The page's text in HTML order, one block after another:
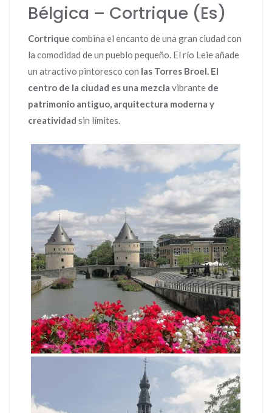
Bélgica – Cortrique (Es)
Cortrique combina el encanto de una gran ciudad con
la comodidad de un pueblo pequeño. El río Leie añade
un atractivo pintoresco con las Torres Broel. El
centro de la ciudad es una mezcla vibrante de
patrimonio antiguo, arquitectura moderna y
creatividad sin límites.